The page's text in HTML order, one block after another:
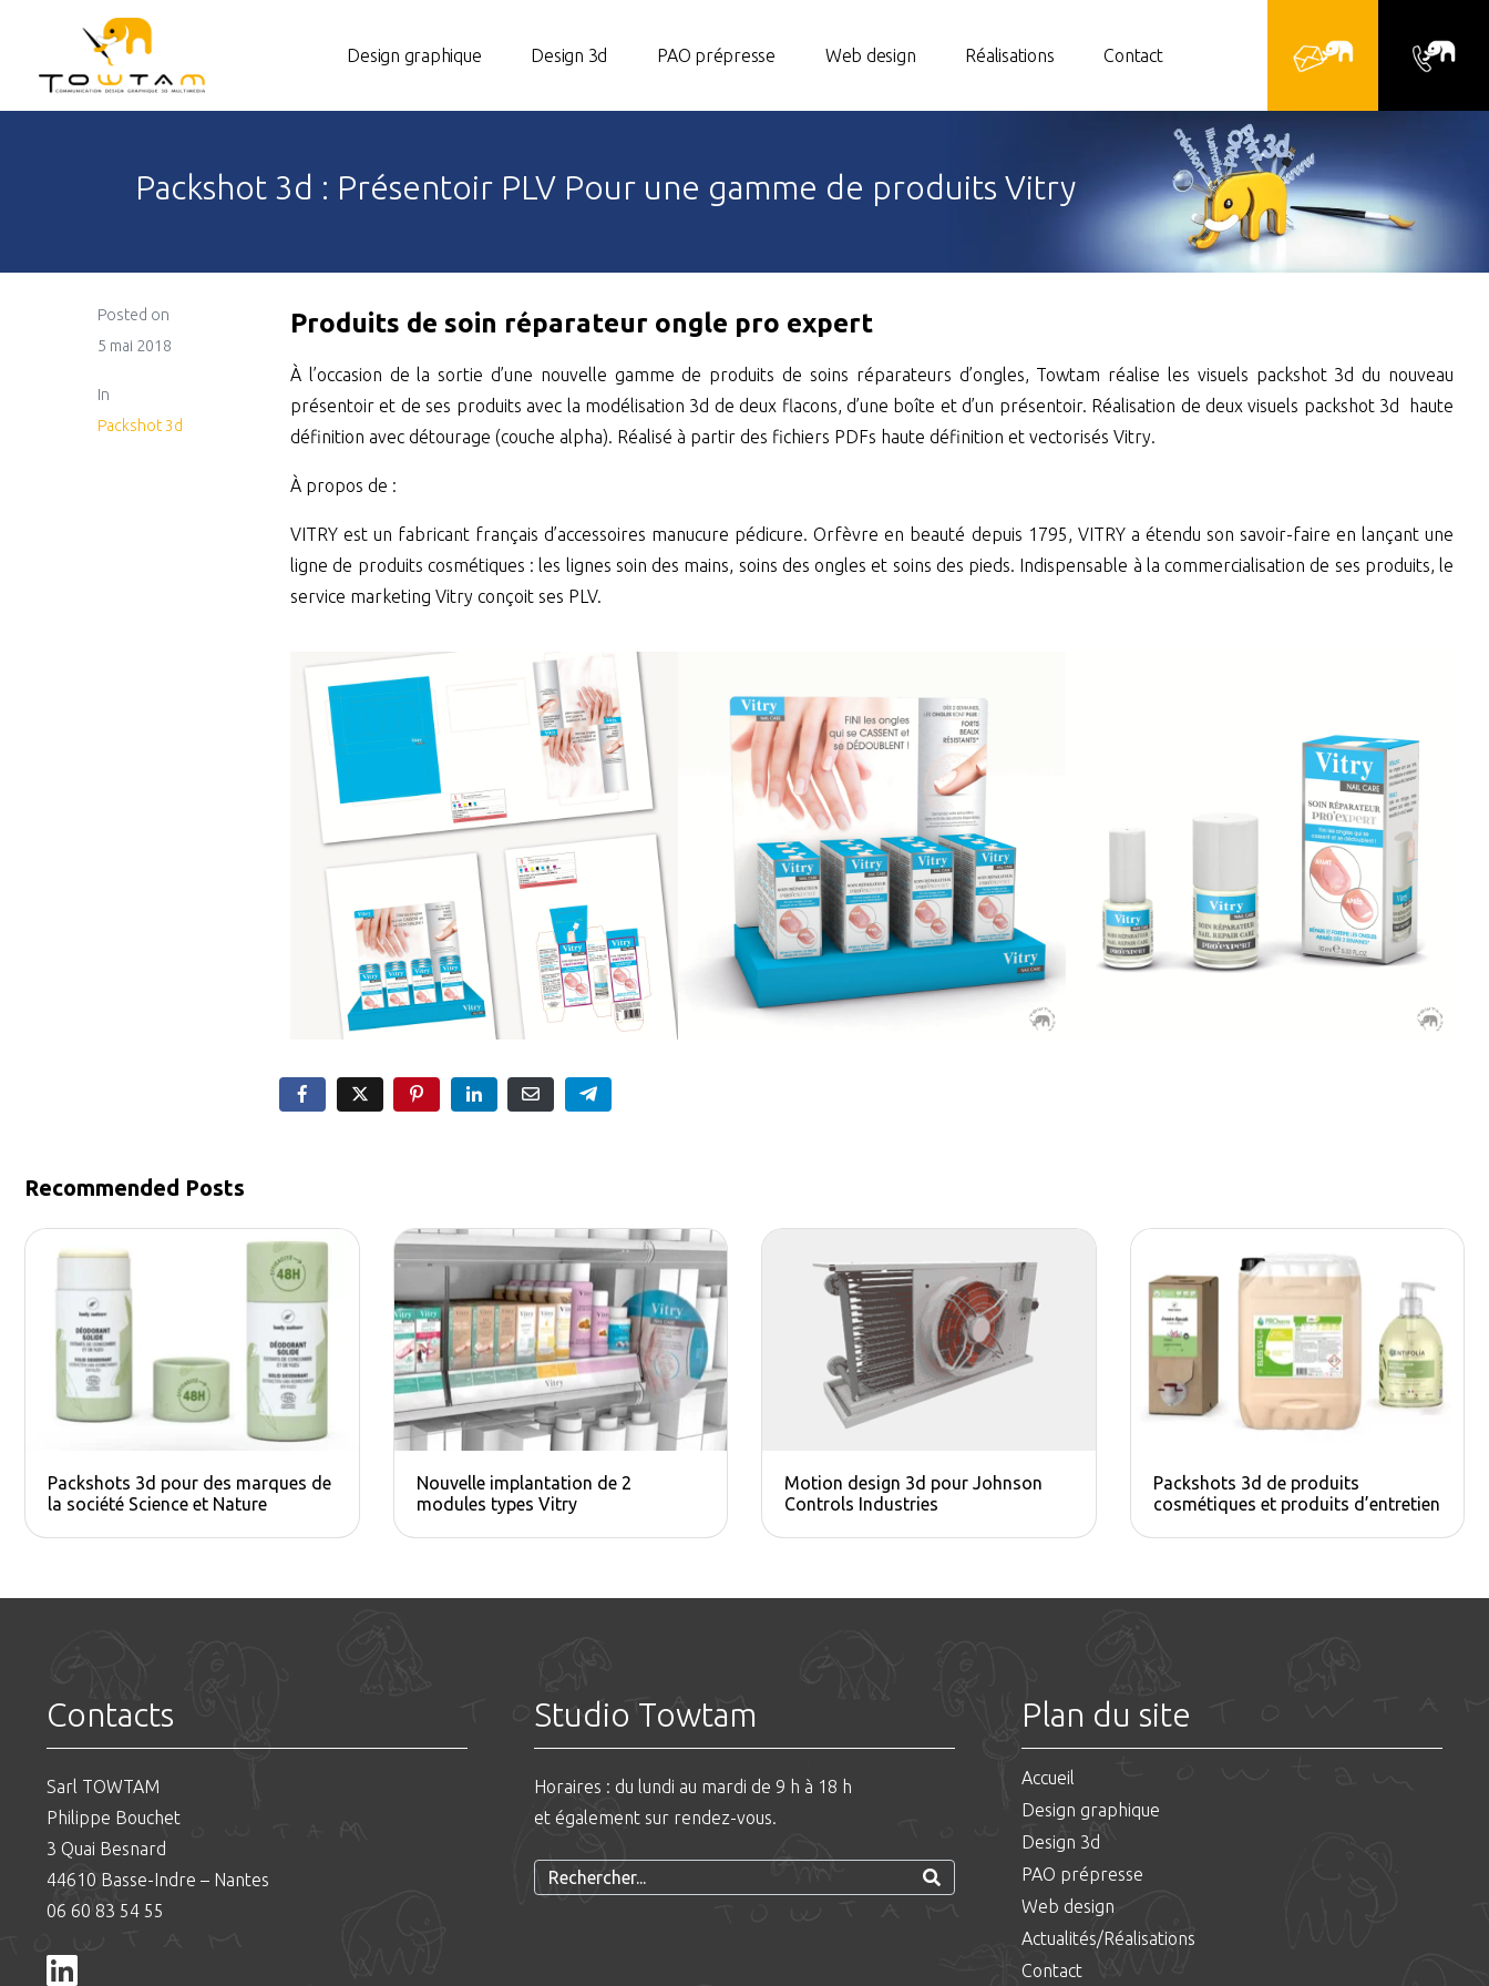
Design graphique Design 3d PAO prépresse Web design Réalisations Contact
Packshot 3d : Présentoir PLV Pour une gamme de produits Vitry
Posted on
5 mai 2018
In
Packshot 3d
Produits de soin réparateur ongle pro expert
À l’occasion de la sortie d’une nouvelle gamme de produits de soins réparateurs d’ongles, Towtam réalise les visuels packshot 3d du nouveau
présentoir et de ses produits avec la modélisation 3d de deux flacons, d’une boîte et d’un présentoir. Réalisation de deux visuels packshot 3d haute
définition avec détourage (couche alpha). Réalisé à partir des fichiers PDFs haute définition et vectorisés Vitry.
À propos de :
VITRY est un fabricant français d’accessoires manucure pédicure. Orfèvre en beauté depuis 1795, VITRY a étendu son savoir-faire en lançant une
ligne de produits cosmétiques : les lignes soin des mains, soins des ongles et soins des pieds. Indispensable à la commercialisation de ses produits, le
service marketing Vitry conçoit ses PLV.
Recommended Posts
Packshots 3d pour des marques de
la société Science et Nature
Nouvelle implantation de 2
modules types Vitry
Motion design 3d pour Johnson
Controls Industries
Packshots 3d de produits
cosmétiques et produits d’entretien
Contacts
Sarl TOWTAM
Philippe Bouchet
3 Quai Besnard
44610 Basse-Indre – Nantes
06 60 83 54 55
Studio Towtam
Horaires : du lundi au mardi de 9 h à 18 h
et également sur rendez-vous.
Plan du site
Accueil
Design graphique
Design 3d
PAO prépresse
Web design
Actualités/Réalisations
Contact